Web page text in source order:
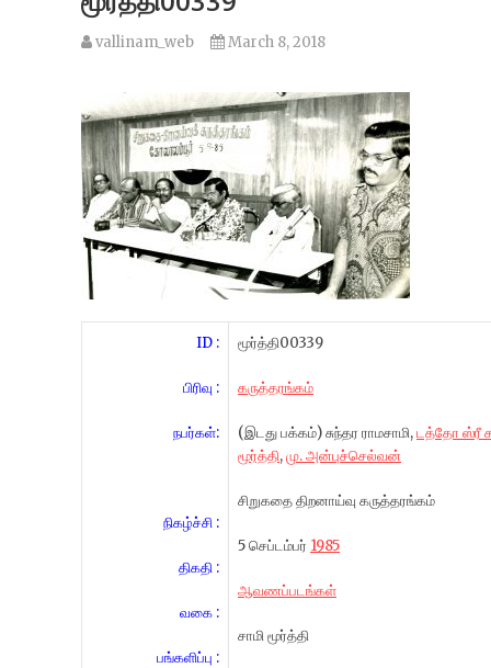
vallinam_web March 8, 2018
ID :
பிரிவு :
நபர்கள்:
நிகழ்ச்சி :
திகதி :
வகை :
பங்களிப்பு :
மூர்த்தி00339
கருத்தரங்கம்
(இடது பக்கம்) சுந்தர ராமசாமி,டத்தோ ஸ்ரீ
மூர்த்தி,மு. அன்புச்செல்வன்
சிறுகதை திறனாய்வு கருத்தரங்கம்
5 செப்டம்பர் 1985
ஆவணப்படங்கள்
சாமி மூர்த்தி